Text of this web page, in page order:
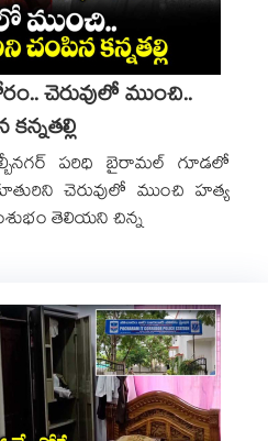
చెరువులో ముంచి..
పరిధి బైరామల్ గూడలో
చెరువులో ముంచి హత్య
తెలియని చిన్న